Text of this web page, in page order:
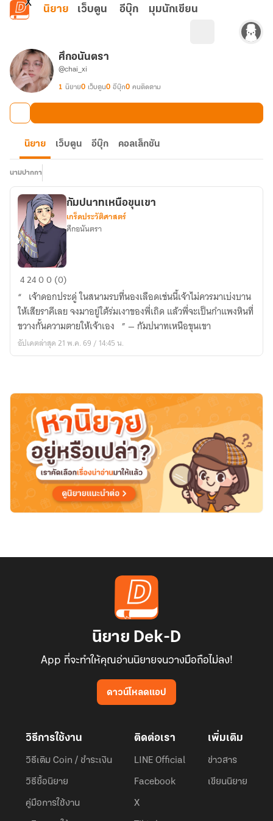
ข้ามไปยังเนื้อหาหลัก
นิยาย เว็บตูน อีบุ๊ก มุมนักเขียน
ศึกอนันตรา
@chai_xi
1 นิยาย0 เว็บตูน0 อีบุ๊ก0 คนติดตาม
นิยาย เว็บตูน อีบุ๊ก คอลเล็กชัน
นามปากกา
กัมปนาท
เหนือ
ขุนเขา
กัมปนาทเหนือขุนเขา
เกร็ดประวัติศาสตร์
ศึกอนันตรา
42400 (0)
“ เจ้าดอกประดู่ ในสนามรบที่นองเลือดเช่นนี้เจ้าไม่ควรมาเบ่งบาน
ให้เสียราคีเลย จงมาอยู่ใต้ร่มเงาของพี่เถิด แล้วพี่จะเป็นกำแพงหินที่
ขวางกั้นความตายให้เจ้าเอง ” — กัมปนาทเหนือขุนเขา
อัปเดตล่าสุด 21 พ.ค. 69 / 14:45 น.
นิยาย Dek-D
App ที่จะทำให้คุณอ่านนิยายจนวางมือถือไม่ลง!
ดาวน์โหลดแอป
วิธีการใช้งาน
วิธีเติม Coin / ชำระเงิน
วิธีซื้อนิยาย
คู่มือการใช้งาน
ติดต่อเรา
LINE Official
Facebook
X
เพิ่มเติม
ข่าวสาร
เขียนนิยาย